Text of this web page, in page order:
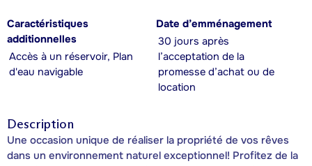
Caractéristiques
additionnelles
Accès à un réservoir, Plan
d'eau navigable
Date d’emménagement
30 jours après
l’acceptation de la
promesse d’achat ou de
location
Description
Une occasion unique de réaliser la propriété de vos rêves
dans un environnement naturel exceptionnel! Profitez de la